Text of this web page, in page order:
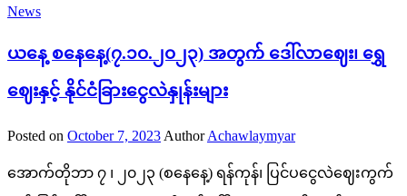
News
ယနေ့ စနေနေ့(၇.၁၀.၂၀၂၃) အတွက် ဒေါ်လာဈေး၊ ရွှေ
ဈေးနှင့် နိုင်ငံခြားငွေလဲနှုန်းများ
Posted on October 7, 2023 Author Achawlaymyar
အောက်တိုဘာ ၇ ၊ ၂၀၂၃ (စနေနေ့) ရန်ကုန်၊ ပြင်ပငွေလဲဈေးကွက်